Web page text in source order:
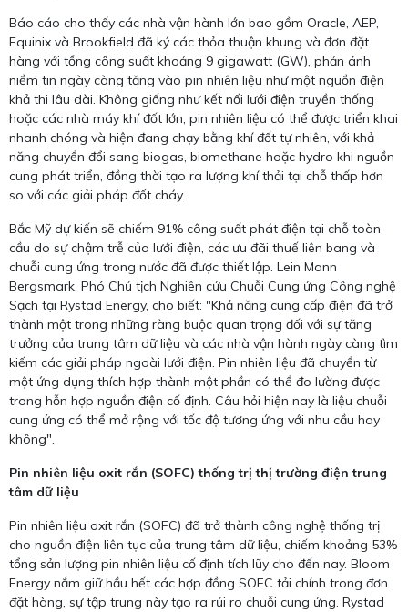
Báo cáo cho thấy các nhà vận hành lớn bao gồm Oracle, AEP,
Equinix và Brookfield đã ký các thỏa thuận khung và đơn đặt
hàng với tổng công suất khoảng 9 gigawatt (GW), phản ánh
niềm tin ngày càng tăng vào pin nhiên liệu như một nguồn điện
khả thi lâu dài. Không giống như kết nối lưới điện truyền thống
hoặc các nhà máy khí đốt lớn, pin nhiên liệu có thể được triển khai
nhanh chóng và hiện đang chạy bằng khí đốt tự nhiên, với khả
năng chuyển đổi sang biogas, biomethane hoặc hydro khi nguồn
cung phát triển, đồng thời tạo ra lượng khí thải tại chỗ thấp hơn
so với các giải pháp đốt cháy.
Bắc Mỹ dự kiến sẽ chiếm 91% công suất phát điện tại chỗ toàn
cầu do sự chậm trễ của lưới điện, các ưu đãi thuế liên bang và
chuỗi cung ứng trong nước đã được thiết lập. Lein Mann
Bergsmark, Phó Chủ tịch Nghiên cứu Chuỗi Cung ứng Công nghệ
Sạch tại Rystad Energy, cho biết: "Khả năng cung cấp điện đã trở
thành một trong những ràng buộc quan trọng đối với sự tăng
trưởng của trung tâm dữ liệu và các nhà vận hành ngày càng tìm
kiếm các giải pháp ngoài lưới điện. Pin nhiên liệu đã chuyển từ
một ứng dụng thích hợp thành một phần có thể đo lường được
trong hỗn hợp nguồn điện cố định. Câu hỏi hiện nay là liệu chuỗi
cung ứng có thể mở rộng với tốc độ tương ứng với nhu cầu hay
không".
Pin nhiên liệu oxit rắn (SOFC) thống trị thị trường điện trung
tâm dữ liệu
Pin nhiên liệu oxit rắn (SOFC) đã trở thành công nghệ thống trị
cho nguồn điện liên tục của trung tâm dữ liệu, chiếm khoảng 53%
tổng sản lượng pin nhiên liệu cố định tích lũy cho đến nay. Bloom
Energy nắm giữ hầu hết các hợp đồng SOFC tải chính trong đơn
đặt hàng, sự tập trung này tạo ra rủi ro chuỗi cung ứng. Rystad